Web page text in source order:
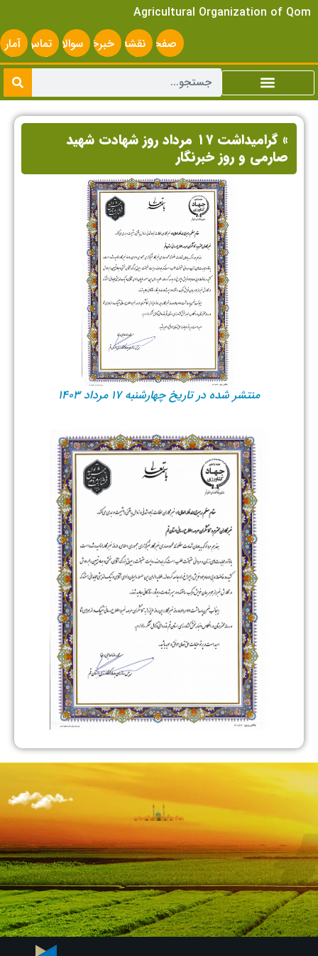
Agricultural Organization of Qom
صفحه
اصلی
نقشه
سایت
خبرخوانسوالات
متداول
تماس
با ما
آمار
» گرامیداشت ۱۷ مرداد روز شهادت شهید
صارمی و روز خبرنگار
منتشر شده در تاریخ چهارشنبه ۱۷ مرداد ۱۴۰۳